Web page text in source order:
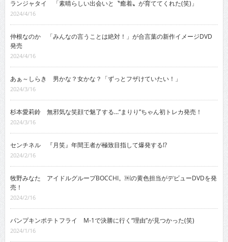
ランジャタイ 「素晴らしい出会いと〝癒着〟が育ててくれた(笑)」
2024/4/16
仲根なのか 「みんなの言うことは絶対！」が合言葉の新作イメージDVD
発売
2024/4/16
あぁ～しらき 男かな？女かな？「ずっとフザけていたい！」
2024/3/16
杉本愛莉鈴 無邪気な笑顔で魅了する…“まりり”ちゃん初トレカ発売！
2024/3/16
センチネル 『月笑』年間王者が極致目指して爆発する!?
2024/2/16
牧野みなた アイドルグループBOCCHI。￼の黄色担当がデビューDVDを発
売！
2024/2/16
パンプキンポテトフライ M-1で決勝に行く“理由”が見つかった(笑)
2024/1/16